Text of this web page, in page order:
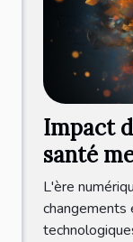
Impact
santé
L'ère